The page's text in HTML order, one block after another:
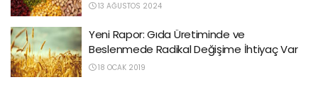
13 AĞUSTOS 2024
Yeni Rapor: Gıda Üretiminde ve
Beslenmede Radikal Değişime İhtiyaç Var
18 OCAK 2019